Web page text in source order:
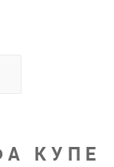
КУПЕ